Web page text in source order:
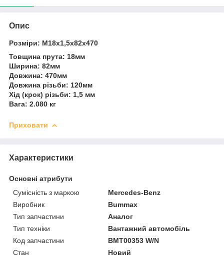
Опис
Розміри: M18x1,5x82x470
Товщина прута: 18мм
Ширина: 82мм
Довжина: 470мм
Довжина різьби: 120мм
Хід (крок) різьби: 1,5 мм
Вага: 2.080 кг
Приховати
Характеристики
Основні атрибути
Сумісність з маркою
Mercedes-Benz
Виробник
Bummax
Тип запчастини
Аналог
Тип техніки
Вантажний автомобіль
Код запчастини
BMT00353 W/N
Стан
Новий